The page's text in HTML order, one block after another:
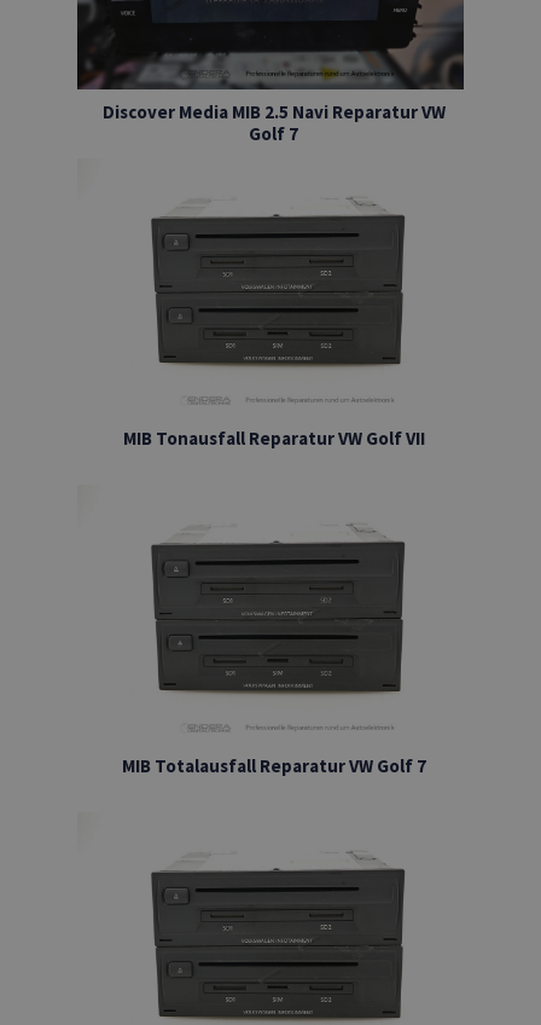
Discover Media MIB 2.5 Navi Reparatur VW
Golf 7
MIB Tonausfall Reparatur VW Golf VII
MIB Totalausfall Reparatur VW Golf 7